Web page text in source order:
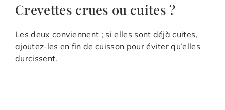
Crevettes crues ou cuites ?
Les deux conviennent ; si elles sont déjà cuites,
ajoutez-les en fin de cuisson pour éviter qu’elles
durcissent.